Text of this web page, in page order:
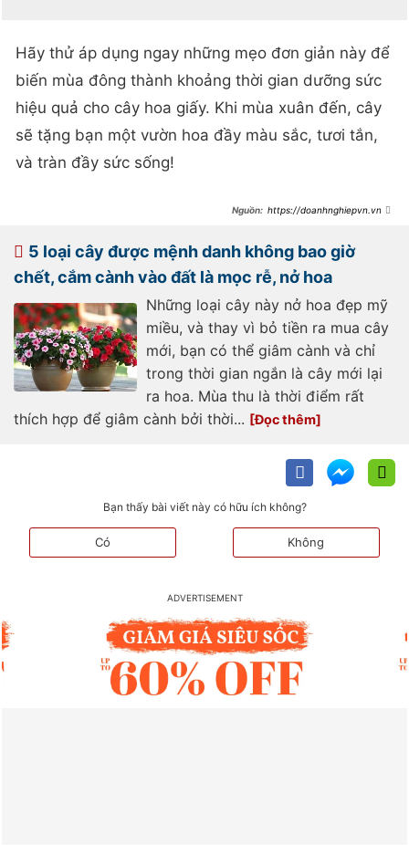
Hãy thử áp dụng ngay những mẹo đơn giản này để
biến mùa đông thành khoảng thời gian dưỡng sức
hiệu quả cho cây hoa giấy. Khi mùa xuân đến, cây
sẽ tặng bạn một vườn hoa đầy màu sắc, tươi tắn,
và tràn đầy sức sống!
https://doanhnghiepvn.vn/d
nhieu-de-no-hoa-ruc-
ro/20241127100318180
5 loại cây được mệnh danh không bao giờ
chết, cắm cành vào đất là mọc rễ, nở hoa
Những loại cây này nở hoa đẹp mỹ
miều, và thay vì bỏ tiền ra mua cây
mới, bạn có thể giâm cành và chỉ
trong thời gian ngắn là cây mới lại
ra hoa. Mùa thu là thời điểm rất
thích hợp để giâm cành bởi thời...
Bạn thấy bài viết này có hữu ích không?
Có Không